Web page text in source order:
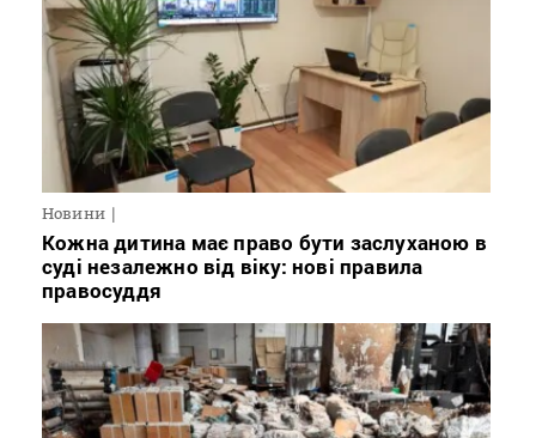
Новини
Кожна дитина має право бути заслуханою в
суді незалежно від віку: нові правила
правосуддя